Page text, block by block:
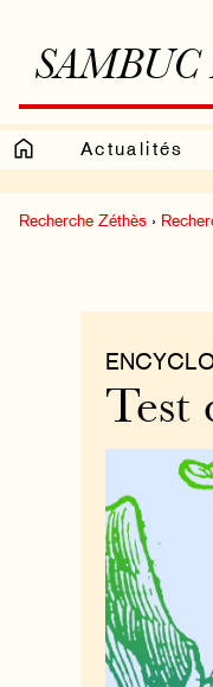
Actualités
Recherche Zéthès ›
Test